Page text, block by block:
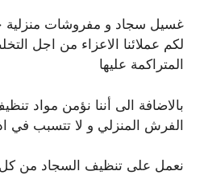
غسيل سجاد و مفروشات منزلية
لكم عملائنا الاعزاء من اجل
المتراكمة عليها
بالاضافة الى أننا نؤمن مواد
الفرش المنزلي و لا تتسبب في
نعمل على تنظيف السجاد من كل